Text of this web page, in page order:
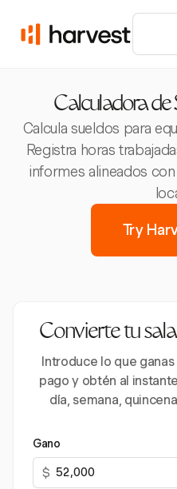
Calculadora de
Calcula sueldos para
Registra horas
informes alineados
Try
Convierte tu
Introduce lo que
pago y obtén al
día, semana,
Gano
$